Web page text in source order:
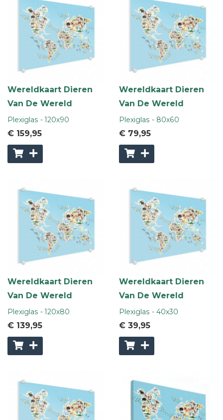
Wereldkaart Dieren
Van De Wereld
Plexiglas - 120x90
€ 159,95
Wereldkaart Dieren
Van De Wereld
Plexiglas - 80x60
€ 79,95
Wereldkaart Dieren
Van De Wereld
Plexiglas - 120x80
€ 139,95
Wereldkaart Dieren
Van De Wereld
Plexiglas - 40x30
€ 39,95